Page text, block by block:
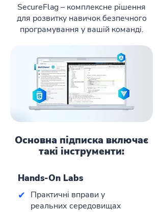
SecureFlag – комплексне рішення
для розвитку навичок безпечного
програмування у вашій команді.
Основна підписка включає
такі інструменти:
Hands-On Labs
✔ Практичні вправи у
реальних середовищах